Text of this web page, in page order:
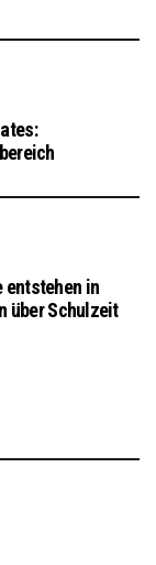
entstehen in
über Schulzeit